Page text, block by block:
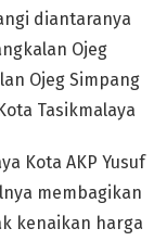
diantaranya
Ojeg
Ojeg Simpang
Tasikmalaya
Kota AKP Yusuf
membagikan
kenaikan harga